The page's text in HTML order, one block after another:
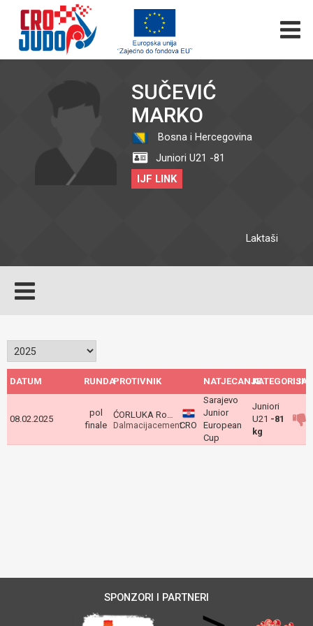
SUČEVIĆ
MARKO
Bosna i Hercegovina
Juniori U21 -81
IJF LINK
Laktaši
DATUM RUNDAPROTIVNIK NATJECANJEKATEGORIJA
08.02.2025
pol
finale
ĆORLUKA Roko
DalmacijacementCRO
Sarajevo
Junior
European
Cup
Juniori
U21 -81
kg
SPONZORI I PARTNERI